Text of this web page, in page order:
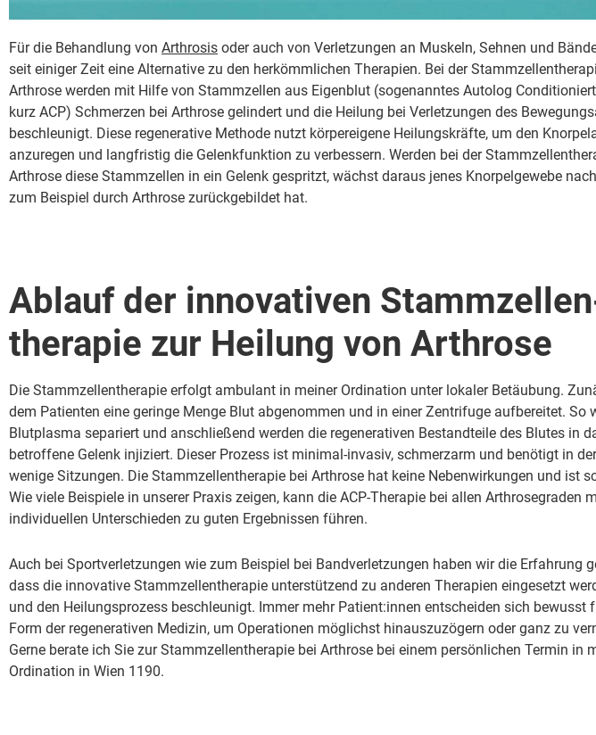
Für die Behandlung von Arthrosis oder auch von Verletzungen an Muskeln, Sehnen und
seit einiger Zeit eine Alternative zu den herkömmlichen Therapien. Bei der
Arthrose werden mit Hilfe von Stammzellen aus Eigenblut (sogenanntes Autolog
kurz ACP) Schmerzen bei Arthrose gelindert und die Heilung bei Verletzungen des
beschleunigt. Diese regenerative Methode nutzt körpereigene Heilungskräfte, um den
anzuregen und langfristig die Gelenkfunktion zu verbessern. Werden bei der
Arthrose diese Stammzellen in ein Gelenk gespritzt, wächst daraus jenes Knorpelgewebe
zum Beispiel durch Arthrose zurückgebildet hat.
Ablauf der innovativen
therapie zur Heilung von Arthrose
Die Stammzellentherapie erfolgt ambulant in meiner Ordination unter lokaler Betäubung.
dem Patienten eine geringe Menge Blut abgenommen und in einer Zentrifuge aufbereitet. So
Blutplasma separiert und anschließend werden die regenerativen Bestandteile des Blutes in
betroffene Gelenk injiziert. Dieser Prozess ist minimal-invasiv, schmerzarm und benötigt in
wenige Sitzungen. Die Stammzellentherapie bei Arthrose hat keine Nebenwirkungen und ist
Wie viele Beispiele in unserer Praxis zeigen, kann die ACP-Therapie bei allen Arthrosegraden
individuellen Unterschieden zu guten Ergebnissen führen.
Auch bei Sportverletzungen wie zum Beispiel bei Bandverletzungen haben wir die Erfahrung
dass die innovative Stammzellentherapie unterstützend zu anderen Therapien eingesetzt
und den Heilungsprozess beschleunigt. Immer mehr Patient:innen entscheiden sich bewusst
Form der regenerativen Medizin, um Operationen möglichst hinauszuzögern oder ganz zu
Gerne berate ich Sie zur Stammzellentherapie bei Arthrose bei einem persönlichen Termin in
Ordination in Wien 1190.